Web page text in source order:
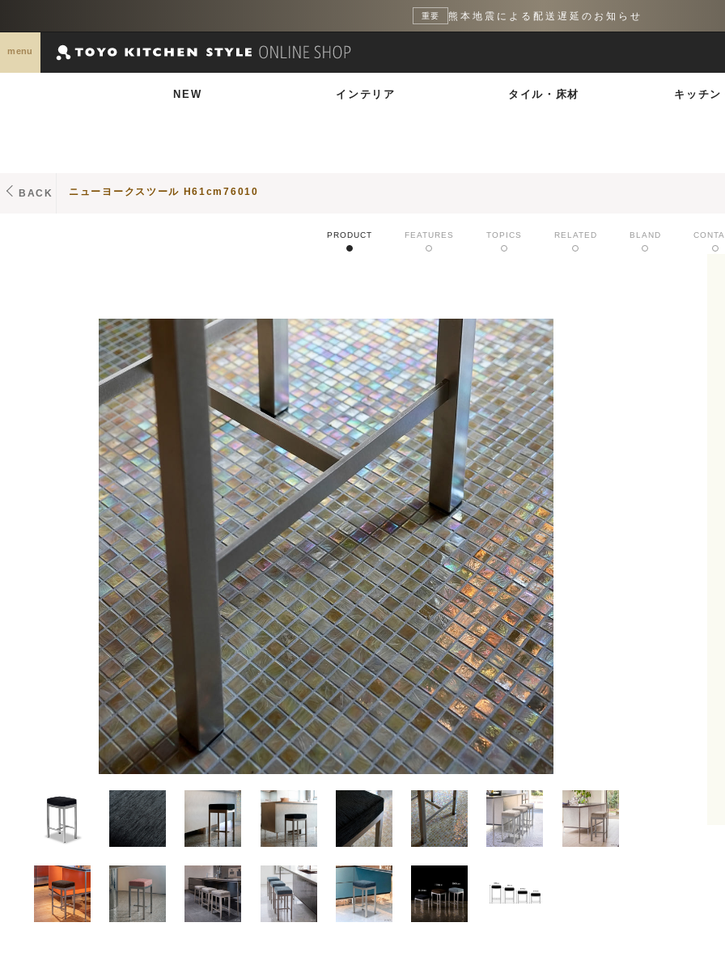
重要 熊本地震による配送遅延のお知らせ
menu
NEW インテリア タイル・床材 キッチン
BACK ニューヨークスツール H61cm76010
PRODUCT FEATURES TOPICS RELATED BLAND